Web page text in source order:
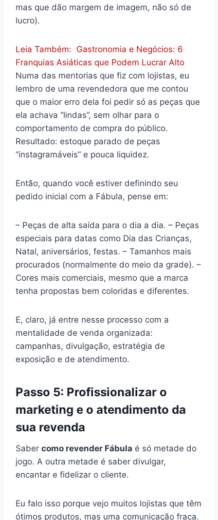
mas que dão margem de imagem, não só de
lucro).
Leia Também: Gastronomia e Negócios: 6
Franquias Asiáticas que Podem Lucrar Alto
Numa das mentorias que fiz com lojistas, eu
lembro de uma revendedora que me contou
que o maior erro dela foi pedir só as peças que
ela achava “lindas”, sem olhar para o
comportamento de compra do público.
Resultado: estoque parado de peças
“instagramáveis” e pouca liquidez.
Então, quando você estiver definindo seu
pedido inicial com a Fábula, pense em:
– Peças de alta saída para o dia a dia. – Peças
especiais para datas como Dia das Crianças,
Natal, aniversários, festas. – Tamanhos mais
procurados (normalmente do meio da grade). –
Cores mais comerciais, mesmo que a marca
tenha propostas bem coloridas e diferentes.
E, claro, já entre nesse processo com a
mentalidade de venda organizada:
campanhas, divulgação, estratégia de
exposição e de atendimento.
Passo 5: Profissionalizar o
marketing e o atendimento da
sua revenda
Saber como revender Fábula é só metade do
jogo. A outra metade é saber divulgar,
encantar e fidelizar o cliente.
Eu falo isso porque vejo muitos lojistas que têm
ótimos produtos, mas uma comunicação fraca.